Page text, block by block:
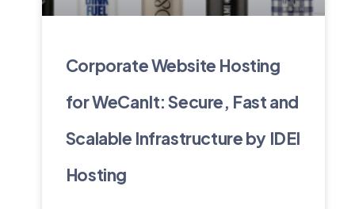
Corporate Website Hosting
for WeCanIt: Secure, Fast and
Scalable Infrastructure by IDEI
Hosting